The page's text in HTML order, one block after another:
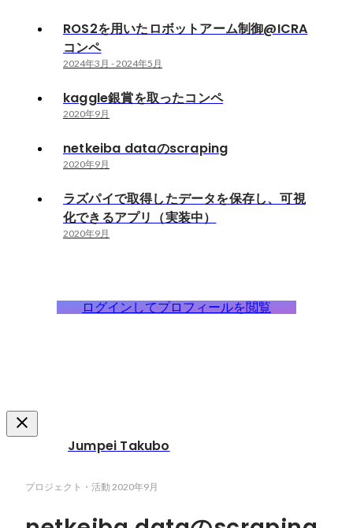
ROS2を用いたロボットアーム制御@ICRA
コンペ
2024年3月 -2024年5月
kaggle銀賞を取ったコンペ
2020年9月
netkeiba dataのscraping
2020年9月
ラズパイで取得したデータを保存し、可視
化できるアプリ（実装中）
2020年9月
ログインしてプロフィールを閲覧
Jumpei Takubo
プロジェクト・活動 2020年9月